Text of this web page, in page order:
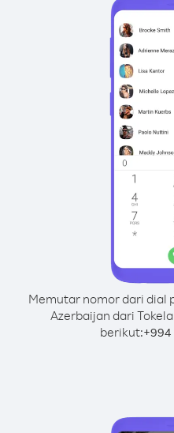
Memutar nomor dari dial
Azerbaijan dari
berikut:+994